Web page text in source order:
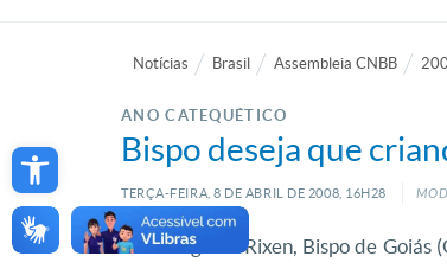
Open toolbar
Notícias Brasil Assembleia CNBB
ANO CATEQUÉTICO
Bispo deseja que
TERÇA-FEIRA, 8 DE ABRIL DE 2008, 16H28
Dom Eugênio Rixen, Bispo de Goiás